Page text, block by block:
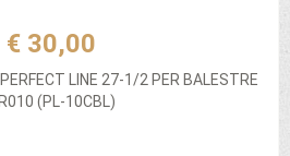
€ 30,00
LINE 27-1/2 PER BALESTRE
(PL-10CBL)